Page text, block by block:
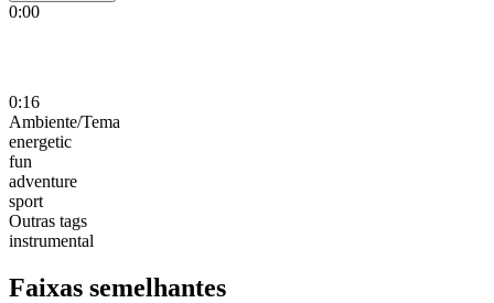
0:00
0:16
Ambiente/Tema
energetic
fun
adventure
sport
Outras tags
instrumental
Faixas semelhantes